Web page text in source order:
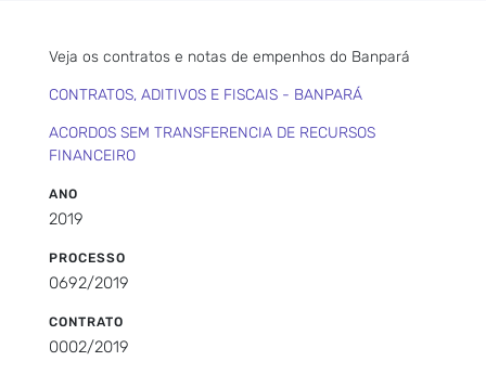
Veja os contratos e notas de empenhos do Banpará
CONTRATOS, ADITIVOS E FISCAIS - BANPARÁ
ACORDOS SEM TRANSFERENCIA DE RECURSOS
FINANCEIRO
ANO
2019
PROCESSO
0692/2019
CONTRATO
0002/2019